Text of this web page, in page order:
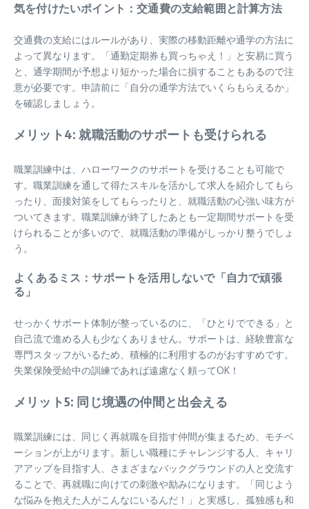
気を付けたいポイント：交通費の支給範囲と計算方法
交通費の支給にはルールがあり、実際の移動距離や通学の方法に
よって異なります。「通勤定期券も買っちゃえ！」と安易に買う
と、通学期間が予想より短かった場合に損することもあるので注
意が必要です。申請前に「自分の通学方法でいくらもらえるか」
を確認しましょう。
メリット4: 就職活動のサポートも受けられる
職業訓練中は、ハローワークのサポートを受けることも可能で
す。職業訓練を通して得たスキルを活かして求人を紹介してもら
ったり、面接対策をしてもらったりと、就職活動の心強い味方が
ついてきます。職業訓練が終了したあとも一定期間サポートを受
けられることが多いので、就職活動の準備がしっかり整うでしょ
う。
よくあるミス：サポートを活用しないで「自力で頑張
る」
せっかくサポート体制が整っているのに、「ひとりでできる」と
自己流で進める人も少なくありません。サポートは、経験豊富な
専門スタッフがいるため、積極的に利用するのがおすすめです。
失業保険受給中の訓練であれば遠慮なく頼ってOK！
メリット5: 同じ境遇の仲間と出会える
職業訓練には、同じく再就職を目指す仲間が集まるため、モチベ
ーションが上がります。新しい職種にチャレンジする人、キャリ
アアップを目指す人、さまざまなバックグラウンドの人と交流す
ることで、再就職に向けての刺激や励みになります。「同じよう
な悩みを抱えた人がこんなにいるんだ！」と実感し、孤独感も和